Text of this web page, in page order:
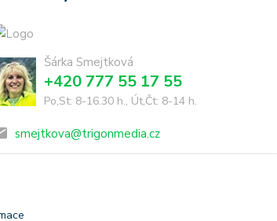
Šárka Smejtková
+420 777 55 17 55
Po,St: 8-16.30 h., Út,Čt: 8-14 h.
smejtkova@trigonmedia.cz